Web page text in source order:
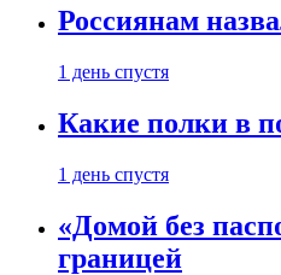
Россиянам
1 день спустя
Какие полки в
1 день спустя
«Домой без
границей